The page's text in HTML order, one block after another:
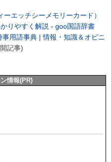
エッチシーメモリーカード）
りやすく解説 - goo国語辞書
用語事典 | 情報・知識＆オピニ
記事)
情報(PR)